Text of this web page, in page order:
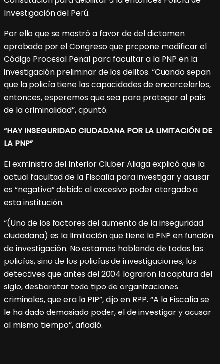
Investigación del Perú.
Por ello que se mostró a favor de del dictamen
aprobado por el Congreso que propone modificar el
Código Procesal Penal para facultar a la PNP en la
investigación preliminar de los delitos. “Cuando sepan
que la policía tiene las capacidades de encarcelarlos,
entonces, esperemos que sea para proteger al país
de la criminalidad”, apuntó.
“HAY INSEGURIDAD CIUDADANA POR LA LIMITACIÓN DE
LA PNP”
El exministro del Interior Cluber Aliaga explicó que la
actual facultad de la Fiscalía para investigar y acusar
es “negativa” debido al excesivo poder otorgado a
esta institución.
“(Uno de los factores del aumento de la inseguridad
ciudadana) es la limitación que tiene la PNP en función
de investigación. No estamos hablando de todas las
policías, sino de los policías de investigaciones, los
detectives que antes del 2004 lograron la captura del
siglo, desbaratar todo tipo de organizaciones
criminales, que era la PIP”, dijo en RPP. “A la Fiscalía se
le ha dado demasiado poder, el de investigar y acusar
al mismo tiempo”, añadió.